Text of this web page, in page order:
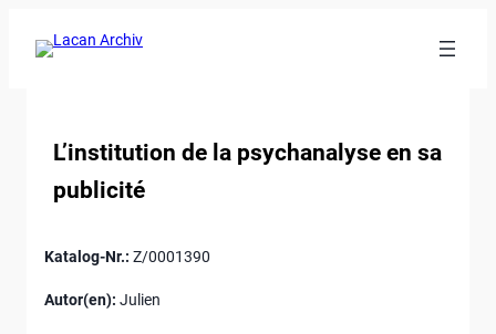
L’institution de la psychanalyse en sa
publicité
Katalog-Nr.: Z/0001390
Autor(en): Julien